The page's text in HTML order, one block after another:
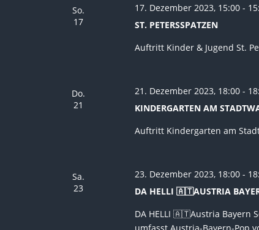
So.
17
ST. PETERSSPATZEN
17. Dezember 2023, 15:00-
Auftritt Kinder & Jugend St.
Do.
21
KINDERGARTEN AM
21. Dezember 2023, 18:00-
Auftritt Kindergarten am
Sa.
23
DA HELLI 🇦🇹AUSTRIA
23. Dezember 2023, 18:00-
DA HELLI 🇦🇹Austria Bayern